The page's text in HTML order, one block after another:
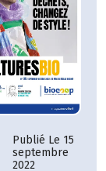
Publié Le 15
septembre
2022